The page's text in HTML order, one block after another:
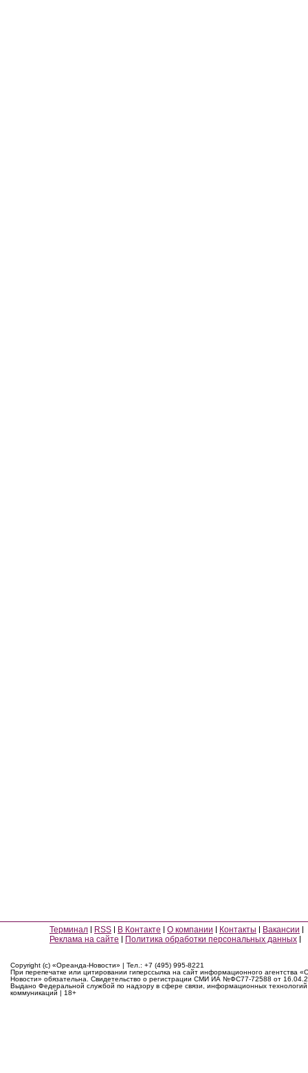
Терминал RSS В Контакте О компании Контакты
Вакансии
Реклама на сайте
Политика обработки персональных данных
Copyright (c) «Ореанда-Новости» | Тел.: +7 (495) 995-8221
При перепечатке или цитировании гиперссылка на сайт информационного агентства
Новости» обязательна. Свидетельство о регистрации СМИ ИА №ФС77-72588 от
Выдано Федеральной службой по надзору в сфере связи, информационных
коммуникаций | 18+